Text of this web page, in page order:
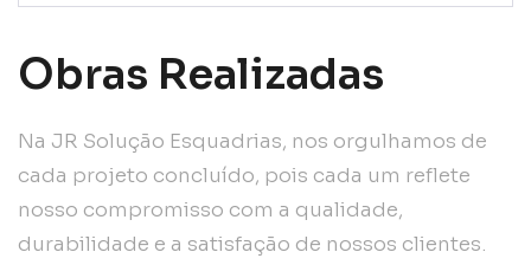
Obras Realizadas
Na JR Solução Esquadrias, nos orgulhamos de
cada projeto concluído, pois cada um reflete
nosso compromisso com a qualidade,
durabilidade e a satisfação de nossos clientes.